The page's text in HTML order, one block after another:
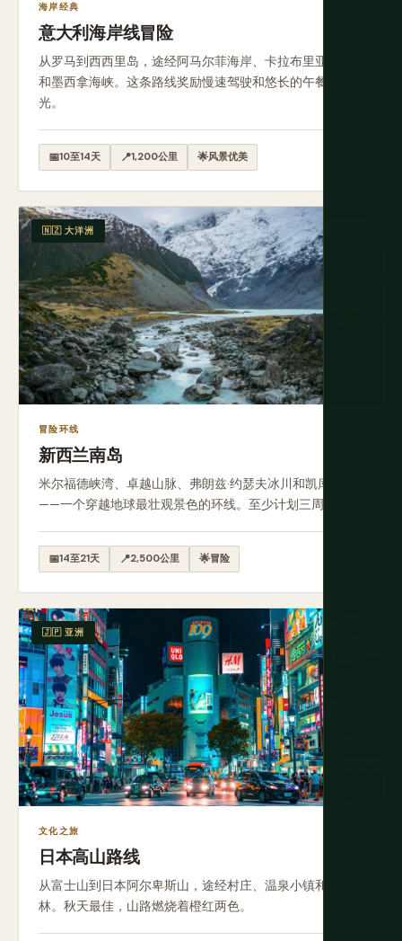
海岸经典
意大利海岸线冒险
从罗马到西西里岛，途经阿马尔菲海岸、卡拉布里亚渔村
和墨西拿海峡。这条路线奖励慢速驾驶和悠长的午餐时
光。
📅10至14天 📍1,200公里 🌟风景优美
🇳🇿 大洋洲
冒险环线
新西兰南岛
米尔福德峡湾、卓越山脉、弗朗兹·约瑟夫冰川和凯库拉
——一个穿越地球最壮观景色的环线。至少计划三周。
📅14至21天 📍2,500公里 🌟冒险
🇯🇵 亚洲
文化之旅
日本高山路线
从富士山到日本阿尔卑斯山，途经村庄、温泉小镇和雪松
林。秋天最佳，山路燃烧着橙红两色。